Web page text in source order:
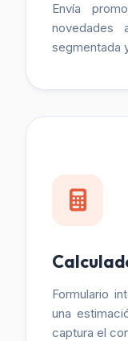
Envía
segmentada
Formulario
una
captura el